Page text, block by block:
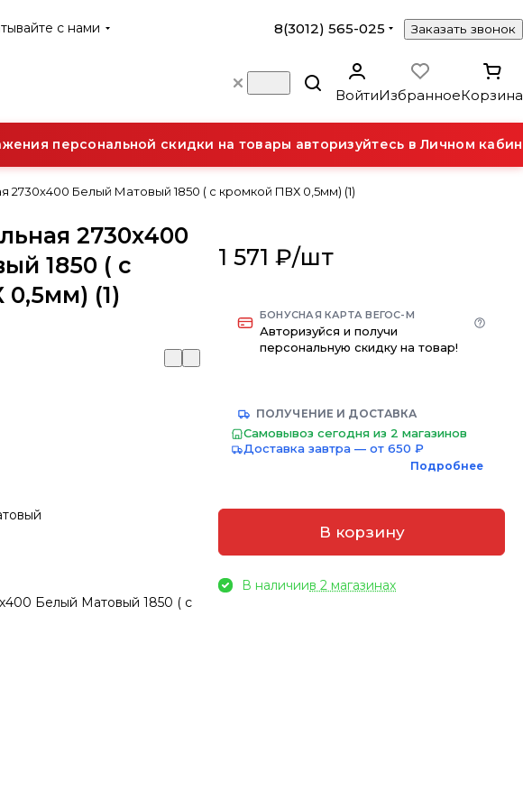
с нами 8(3012) 565-025 Заказать звонок
ВойтиИзбранноеКорзина
персональной скидки на товары авторизуйтесь в Личном
2730х400 Белый Матовый 1850 ( с кромкой ПВХ 0,5мм) (1)
2730х400
1850 ( с
(1)
Белый Матовый 1850 ( с
1 571 ₽/шт
БОНУСНАЯ КАРТА ВЕГОС-М
Авторизуйся и получи
персональную скидку на товар!
ПОЛУЧЕНИЕ И ДОСТАВКА
Самовывоз сегодня из 2 магазинов
Доставка завтра — от 650 ₽
Подробнее
В корзину
В наличиив 2 магазинах